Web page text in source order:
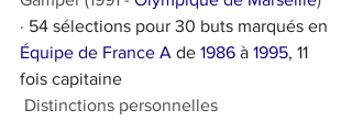
· 54 sélections pour 30 buts marqués en
Équipe de France A de 1986 à 1995, 11
fois capitaine
Distinctions personnelles